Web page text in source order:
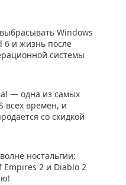
Windows
6 и жизнь после
системы
— одна из самых
всех времен, и
со скидкой
ностальгии:
Empires 2 и Diablo 2